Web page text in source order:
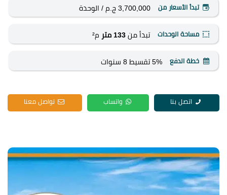
تبدأ الأسعار من 3,700,000 ج.م / الوحدة
مساحة الوحدات تبدأ من 133 متر م²
خطة الدفع 5% تقسيط 8 سنوات
اتصل بنا واتساب تواصل معنا